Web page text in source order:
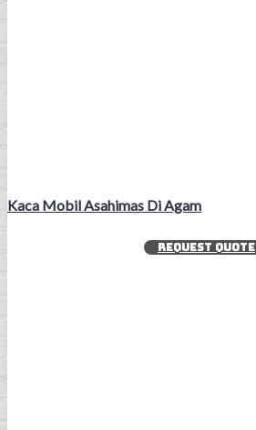
Kaca Mobil Asahimas Di Agam
REQUEST QUOTE